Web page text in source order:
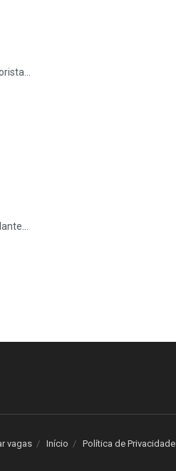
vagas Início Política de Privacidade